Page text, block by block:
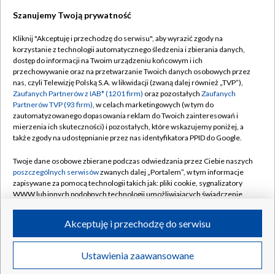
TVP
Abonament TVP
Emisja w TVP
Centrum informacji TVP
Naziemna Telewizja Cyfrowa
Rada Programowa
System NOS
Informacje o nadawcy
Program dla prasy
Ogłoszenie przetargowe
Regulamin TVP
Polityka prywatności
Moje zgody
Pomoc
Kontakt
Kanały
©2026 Telewizja Polska S.A. w likwidacji
Szanujemy Twoją prywatność
Kliknij "Akceptuję i przechodzę do serwisu", aby wyrazić zgody na
korzystanie z technologii automatycznego śledzenia i zbierania danych,
dostęp do informacji na Twoim urządzeniu końcowym i ich
przechowywanie oraz na przetwarzanie Twoich danych osobowych przez
nas, czyli Telewizję Polską S.A. w likwidacji (zwaną dalej również „TVP”),
Zaufanych Partnerów z IAB* (1201 firm) oraz pozostałych Zaufanych
Partnerów TVP (93 firm), w celach marketingowych (w tym do
zautomatyzowanego dopasowania reklam do Twoich zainteresowań i
mierzenia ich skuteczności) i pozostałych, które wskazujemy poniżej, a
także zgody na udostępnianie przez nas identyfikatora PPID do Google.
Twoje dane osobowe zbierane podczas odwiedzania przez Ciebie naszych
poszczególnych serwisówzwanych dalej „Portalem”, w tym informacje
zapisywane za pomocą technologii takich jak: pliki cookie, sygnalizatory
WWW lub innych podobnych technologii umożliwiających świadczenie
ruchu w Internecie.
Twoje dane osobowe zbierane podczas odwiedzania przez Ciebie
poszczególnych serwisówna Portalu, takie jak adresy IP, identyfikatory
Ustawienia zaawansowane
Akceptuję i przechodzę do serwisu